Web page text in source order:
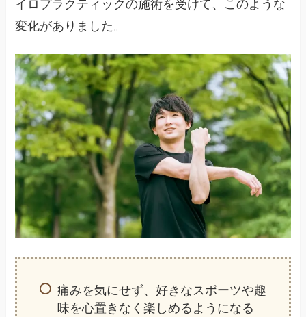
変化がありました。
痛みを気にせず、好きなスポーツや趣
味を心置きなく楽しめるようになる